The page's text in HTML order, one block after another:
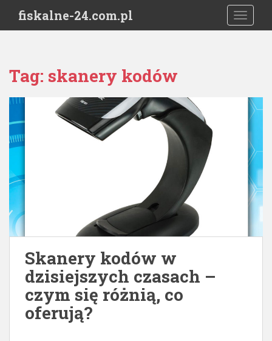
i
fiskalne-24.com.pl
Tag: skanery kodów
Skanery kodów w
dzisiejszych czasach –
czym się różnią, co
oferują?